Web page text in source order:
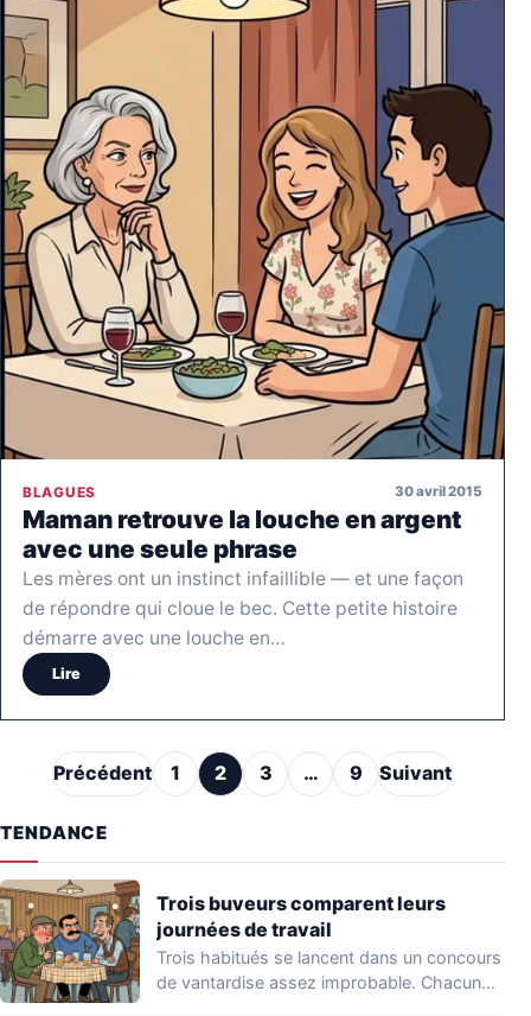
BLAGUES 30 avril 2015
Maman retrouve la louche en argent
avec une seule phrase
Les mères ont un instinct infaillible — et une façon
de répondre qui cloue le bec. Cette petite histoire
démarre avec une louche en…
Lire
Pagination des publications
Précédent 1 2 3 … 9 Suivant
TENDANCE
Trois buveurs comparent leurs
journées de travail
Trois habitués se lancent dans un concours
de vantardise assez improbable. Chacun